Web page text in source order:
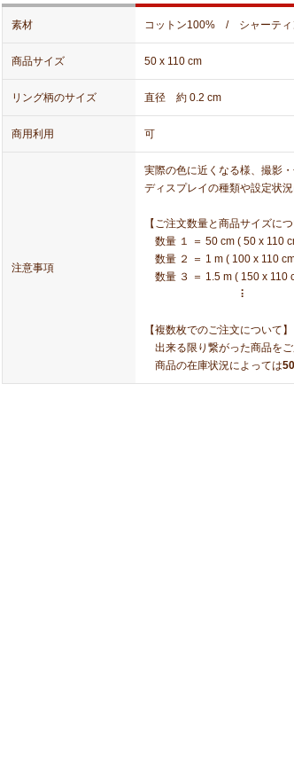
素材 コットン100% / シャーティ
商品サイズ 50 x 110 cm
リング柄のサイズ 直径 約 0.2 cm
商用利用 可
注意事項
実際の色に近くなる様、撮影
ディスプレイの種類や設定状
【ご注文数量と商品サイズにつ
数量 １ ＝ 50 cm ( 50 x 110
数量 ２ ＝ 1 m ( 100 x 110
数量 ３ ＝ 1.5 m ( 150 x 110
⠇
【複数枚でのご注文について】
出来る限り繋がった商品をご
商品の在庫状況によっては